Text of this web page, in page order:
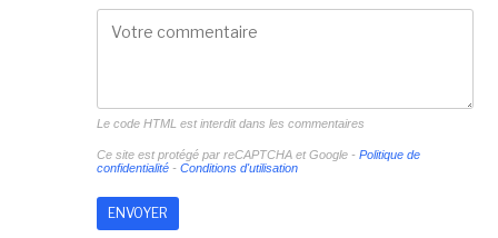
Le code HTML est interdit dans les commentaires
Ce site est protégé par reCAPTCHA et Google - Politique de
confidentialité- Conditions d'utilisation